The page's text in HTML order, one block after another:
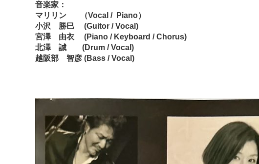
音楽家：
マリリン （Vocal / Piano）
小沢 勝巳 (Guitor / Vocal)
宮澤 由衣 (Piano / Keyboard / Chorus)
北澤 誠 (Drum / Vocal)
越阪部 智彦 (Bass / Vocal)